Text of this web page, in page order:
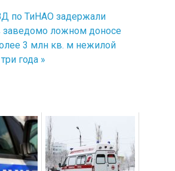
по ТиНАО задержали
ложном доносе
3 млн кв. м нежилой
года »